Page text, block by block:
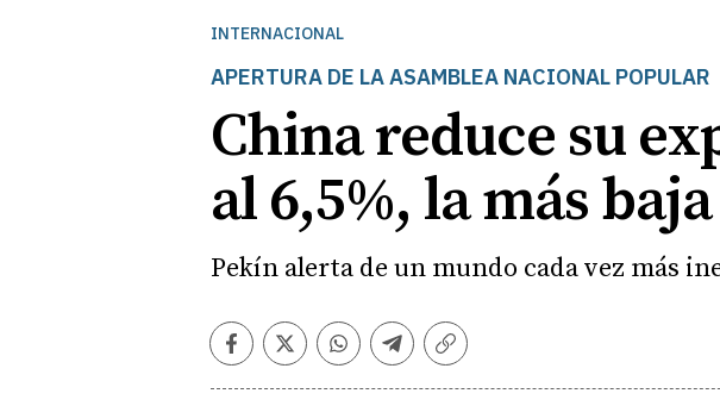
INTERNACIONAL
APERTURA DE LA ASAMBLEA NACIONAL POPULAR
China reduce su
al 6,5%, la más
Pekín alerta de un mundo cada vez más
Facebook
TwitterWhatsapp
Telegram
Copiar